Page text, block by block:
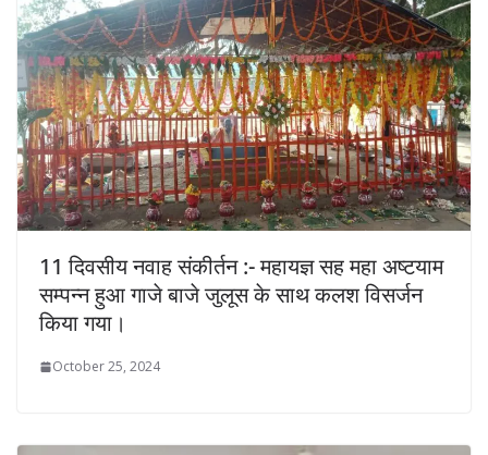
11 दिवसीय नवाह संकीर्तन :- महायज्ञ सह महा अष्टयाम
सम्पन्न हुआ गाजे बाजे जुलूस के साथ कलश विसर्जन
किया गया।
October 25, 2024